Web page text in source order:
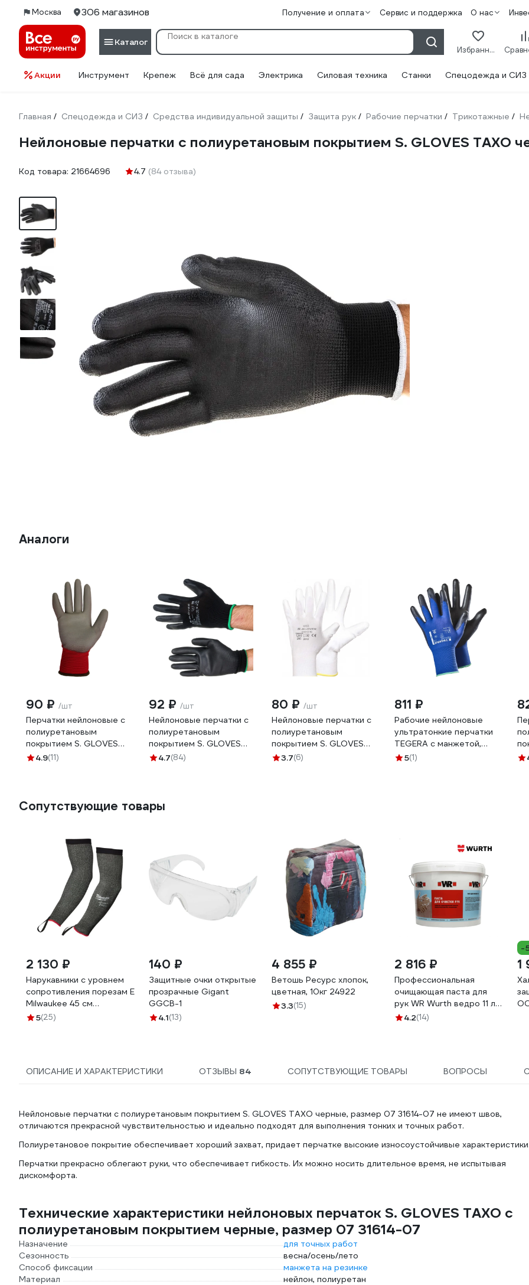
Москва 306 магазинов Получение и оплата Сервис и поддержка О нас
Каталог
Избранное
Акции Инструмент Крепеж Всё для сада Электрика Силовая техника Станки Спецодежда и СИЗ
Главная / Спецодежда и СИЗ / Средства индивидуальной защиты / Защита рук / Рабочие перчатки / Трикотажные /
Нейлоновые перчатки с полиуретановым покрытием S. GLOVES TAXO
Код товара: 21664696 4.7 (84 отзыва)
Аналоги
90 ₽ /шт
Перчатки нейлоновые с
полиуретановым
покрытием S. GLOVES
"STARKA RED" красные,
4.9(11)
92 ₽ /шт
Нейлоновые перчатки с
полиуретановым
покрытием S. GLOVES
TAXO черные, размер 08
4.7(84)
80 ₽ /шт
Нейлоновые перчатки с
полиуретановым
покрытием S. GLOVES
KREZ белые, размер 07
3.7(6)
811 ₽
Рабочие нейлоновые
ультратонкие перчатки
TEGERA с манжетой,
полиуретановый облив,
5(1)
Сопутствующие товары
2 130 ₽
Нарукавники с уровнем
сопротивления порезам E
Milwaukee 45 см
4932479937
5(25)
140 ₽
Защитные очки открытые
прозрачные Gigant
GGСB-1
4.1(13)
4 855 ₽
Ветошь Ресурс хлопок,
цветная, 10кг 24922
3.3(15)
2 816 ₽
Профессиональная
очищающая паста для
рук WR Wurth ведро 11 л
1893900900043 1
4.2(14)
-
1
ОПИСАНИЕ И ХАРАКТЕРИСТИКИ ОТЗЫВЫ 84 СОПУТСТВУЮЩИЕ ТОВАРЫ ВОПРОСЫ
Нейлоновые перчатки с полиуретановым покрытием S. GLOVES TAXO черные, размер 07 31614-07 не имеют швов,
отличаются прекрасной чувствительностью и идеально подходят для выполнения тонких и точных работ.
Полиуретановое покрытие обеспечивает хороший захват, придает перчатке высокие износоустойчивые
Перчатки прекрасно облегают руки, что обеспечивает гибкость. Их можно носить длительное время, не испытывая
дискомфорта.
Технические характеристики нейлоновых перчаток S. GLOVES TAXO с
полиуретановым покрытием черные, размер 07 31614-07
Назначение
для точных работ
Сезонность
весна/осень/лето
Способ фиксации
манжета на резинке
Материал
нейлон, полиуретан